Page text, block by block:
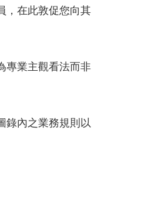
，在此敦促您向其
專業主觀看法而非
錄內之業務規則以